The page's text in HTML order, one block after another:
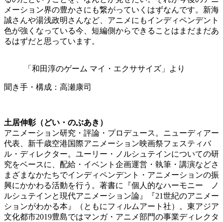
メーション界の豊かさにも繋がっていくはずなんです。新海
誠さんや湯浅政明さんなど、アニメにもインディペンデント
色が強くなっている今、短編側からできることはまだまだあ
るはずだと思っています。
「和田淳のゲーム マイ・エクササイズ」より
聞き手・構成：高瀬康司
土居伸彰（どい・のぶあき）
アニメーション研究・評論・プロデュース。ニューディアー
代表、新千歳空港国際アニメーション映画祭フェスティバ
ル・ディレクター。ユーリー・ノルシュテインについての研
究をベースに、配給・イベント企画運営・執筆・講演などさ
まざまなかたちでインディペンデント・アニメーションの振
興にかかわる活動を行う。著書に『個人的なハーモニー ノ
ルシュテインと現代アニメーション論』『21世紀のアニメー
ションがわかる本』（ともにフィルムアート社）。東アジア
文化都市2019豊島ではマンガ・アニメ部門の事業ディレクタ